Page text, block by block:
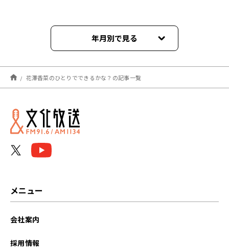
年月別で見る
2026年08月
2026年07月
2026年06月
花澤香菜のひとりでできるかな？の記事一覧
メニュー
会社案内
採用情報